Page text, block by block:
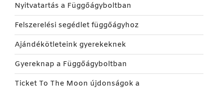
Nyitvatartás a Függőágyboltban
Felszerelési segédlet függőágyhoz
Ajándékötleteink gyerekeknek
Gyereknap a Függőágyboltban
Ticket To The Moon újdonságok a